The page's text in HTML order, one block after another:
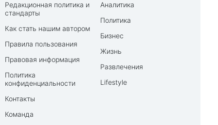
Редакционная политика и
стандарты
Как стать нашим автором
Правила пользования
Правовая информация
Политика
конфиденциальности
Контакты
Команда
Аналитика
Политика
Бизнес
Жизнь
Развлечения
Lifestyle